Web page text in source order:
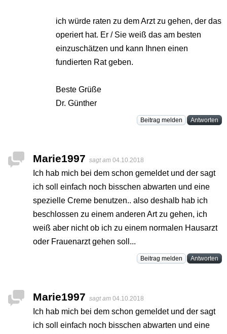
ich würde raten zu dem Arzt zu gehen, der das
operiert hat. Er / Sie weiß das am besten
einzuschätzen und kann Ihnen einen
fundierten Rat geben.
Beste Grüße
Dr. Günther
Beitrag melden Antworten
Marie1997 sagt am 04.10.2018
Ich hab mich bei dem schon gemeldet und der sagt
ich soll einfach noch bisschen abwarten und eine
spezielle Creme benutzen.. also deshalb hab ich
beschlossen zu einem anderen Art zu gehen, ich
weiß aber nicht ob ich zu einem normalen Hausarzt
oder Frauenarzt gehen soll...
Beitrag melden Antworten
Marie1997 sagt am 04.10.2018
Ich hab mich bei dem schon gemeldet und der sagt
ich soll einfach noch bisschen abwarten und eine